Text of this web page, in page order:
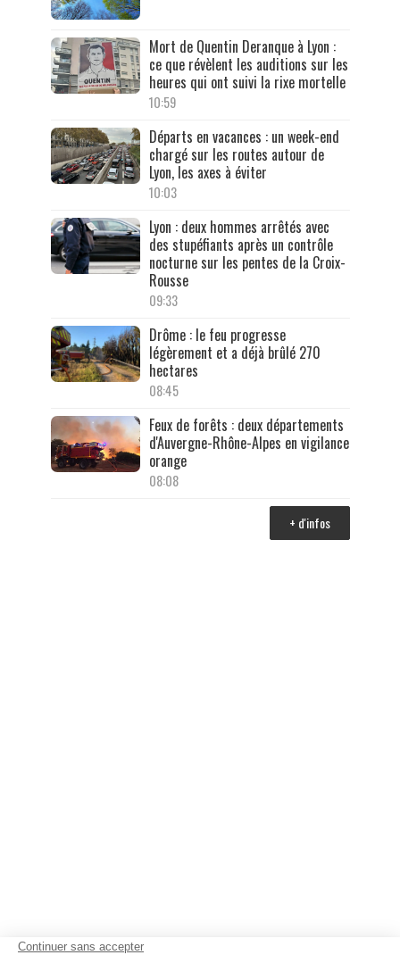
Mort de Quentin Deranque à Lyon :
ce que révèlent les auditions sur les
heures qui ont suivi la rixe mortelle
10:59
Départs en vacances : un week-end
chargé sur les routes autour de
Lyon, les axes à éviter
10:03
Lyon : deux hommes arrêtés avec
des stupéfiants après un contrôle
nocturne sur les pentes de la Croix-
Rousse
09:33
Drôme : le feu progresse
légèrement et a déjà brûlé 270
hectares
08:45
Feux de forêts : deux départements
d'Auvergne-Rhône-Alpes en vigilance
orange
08:08
+ d'infos